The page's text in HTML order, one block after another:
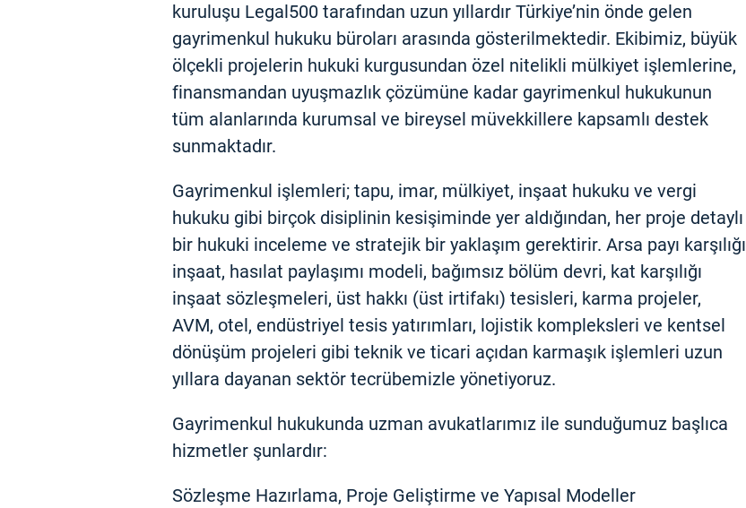
kuruluşu Legal500 tarafından uzun yıllardır Türkiye’nin önde gelen
gayrimenkul hukuku büroları arasında gösterilmektedir. Ekibimiz, büyük
ölçekli projelerin hukuki kurgusundan özel nitelikli mülkiyet işlemlerine,
finansmandan uyuşmazlık çözümüne kadar gayrimenkul hukukunun
tüm alanlarında kurumsal ve bireysel müvekkillere kapsamlı destek
sunmaktadır.
Gayrimenkul işlemleri; tapu, imar, mülkiyet, inşaat hukuku ve vergi
hukuku gibi birçok disiplinin kesişiminde yer aldığından, her proje detaylı
bir hukuki inceleme ve stratejik bir yaklaşım gerektirir. Arsa payı karşılığı
inşaat, hasılat paylaşımı modeli, bağımsız bölüm devri, kat karşılığı
inşaat sözleşmeleri, üst hakkı (üst irtifakı) tesisleri, karma projeler,
AVM, otel, endüstriyel tesis yatırımları, lojistik kompleksleri ve kentsel
dönüşüm projeleri gibi teknik ve ticari açıdan karmaşık işlemleri uzun
yıllara dayanan sektör tecrübemizle yönetiyoruz.
Gayrimenkul hukukunda uzman avukatlarımız ile sunduğumuz başlıca
hizmetler şunlardır:
Sözleşme Hazırlama, Proje Geliştirme ve Yapısal Modeller